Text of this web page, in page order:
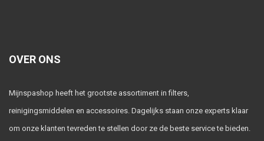
OVER ONS
Mijnspashop heeft het grootste assortiment in filters,
reinigingsmiddelen en accessoires. Dagelijks staan onze experts klaar
om onze klanten tevreden te stellen door ze de beste service te bieden.